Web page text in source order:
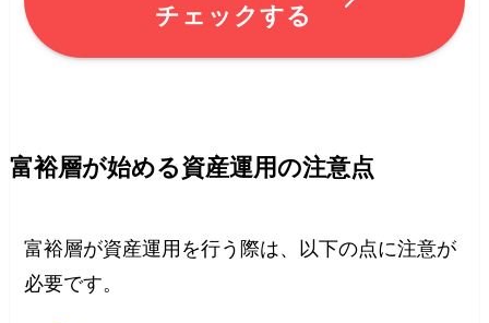
チェックする
富裕層が始める資産運用の注意点
富裕層が資産運用を行う際は、以下の点に注意が
必要です。